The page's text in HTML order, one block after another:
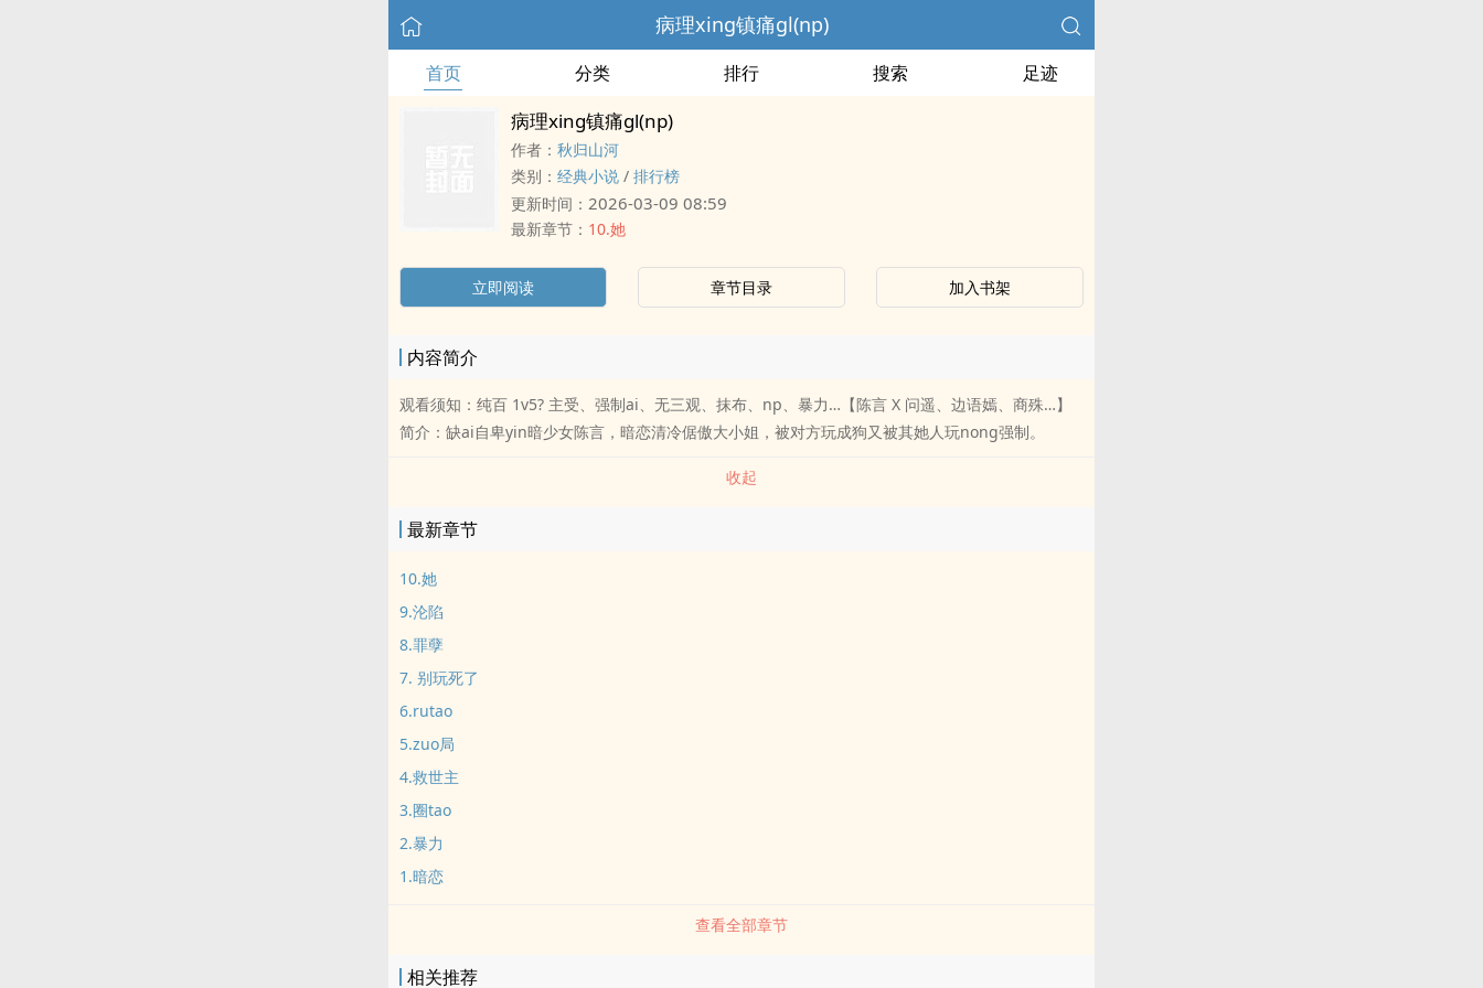
病理xing镇痛gl(np)
首页 分类 排行 搜索 足迹
病理xing镇痛gl(np)
作者： 秋归山河
类别： 经典小说 / 排行榜
更新时间： 2026-03-09 08:59
最新章节： 10.她
立即阅读 章节目录 加入书架
内容简介
观看须知：纯百 1v5? 主受、强制ai、无三观、抹布、np、暴力…【陈言 X 问遥、边语嫣、商殊…】
简介：缺ai自卑yin暗少女陈言，暗恋清冷倨傲大小姐，被对方玩成狗又被其她人玩nong强制。
收起
最新章节
10.她
9.沦陷
8.罪孽
7. 别玩死了
6.rutao
5.zuo局
4.救世主
3.圈tao
2.暴力
1.暗恋
查看全部章节
相关推荐